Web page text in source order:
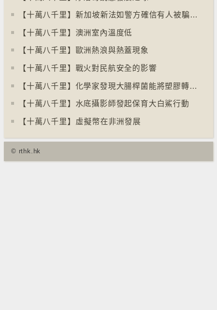
【十萬八千里】⁠新加坡新法如警方確信有人被騙可凍結其戶口
【十萬八千里】澳洲室內溫度低
【十萬八千里】歐洲熱浪與熱蓋現象
【十萬八千里】戰火對民航安全的影響
【十萬八千里】化學家發現大腸桿菌能將塑膠轉化為止痛藥
【十萬八千里】水底攝影師發起保育大白鯊行動
【十萬八千里】⁠虛擬幣在非洲發展
© rthk.hk